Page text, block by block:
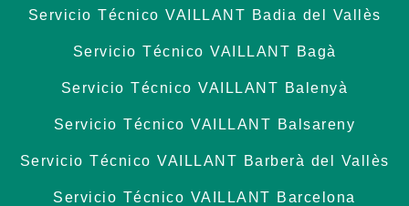
Servicio Técnico VAILLANT Badia del Vallès
Servicio Técnico VAILLANT Bagà
Servicio Técnico VAILLANT Balenyà
Servicio Técnico VAILLANT Balsareny
Servicio Técnico VAILLANT Barberà del Vallès
Servicio Técnico VAILLANT Barcelona